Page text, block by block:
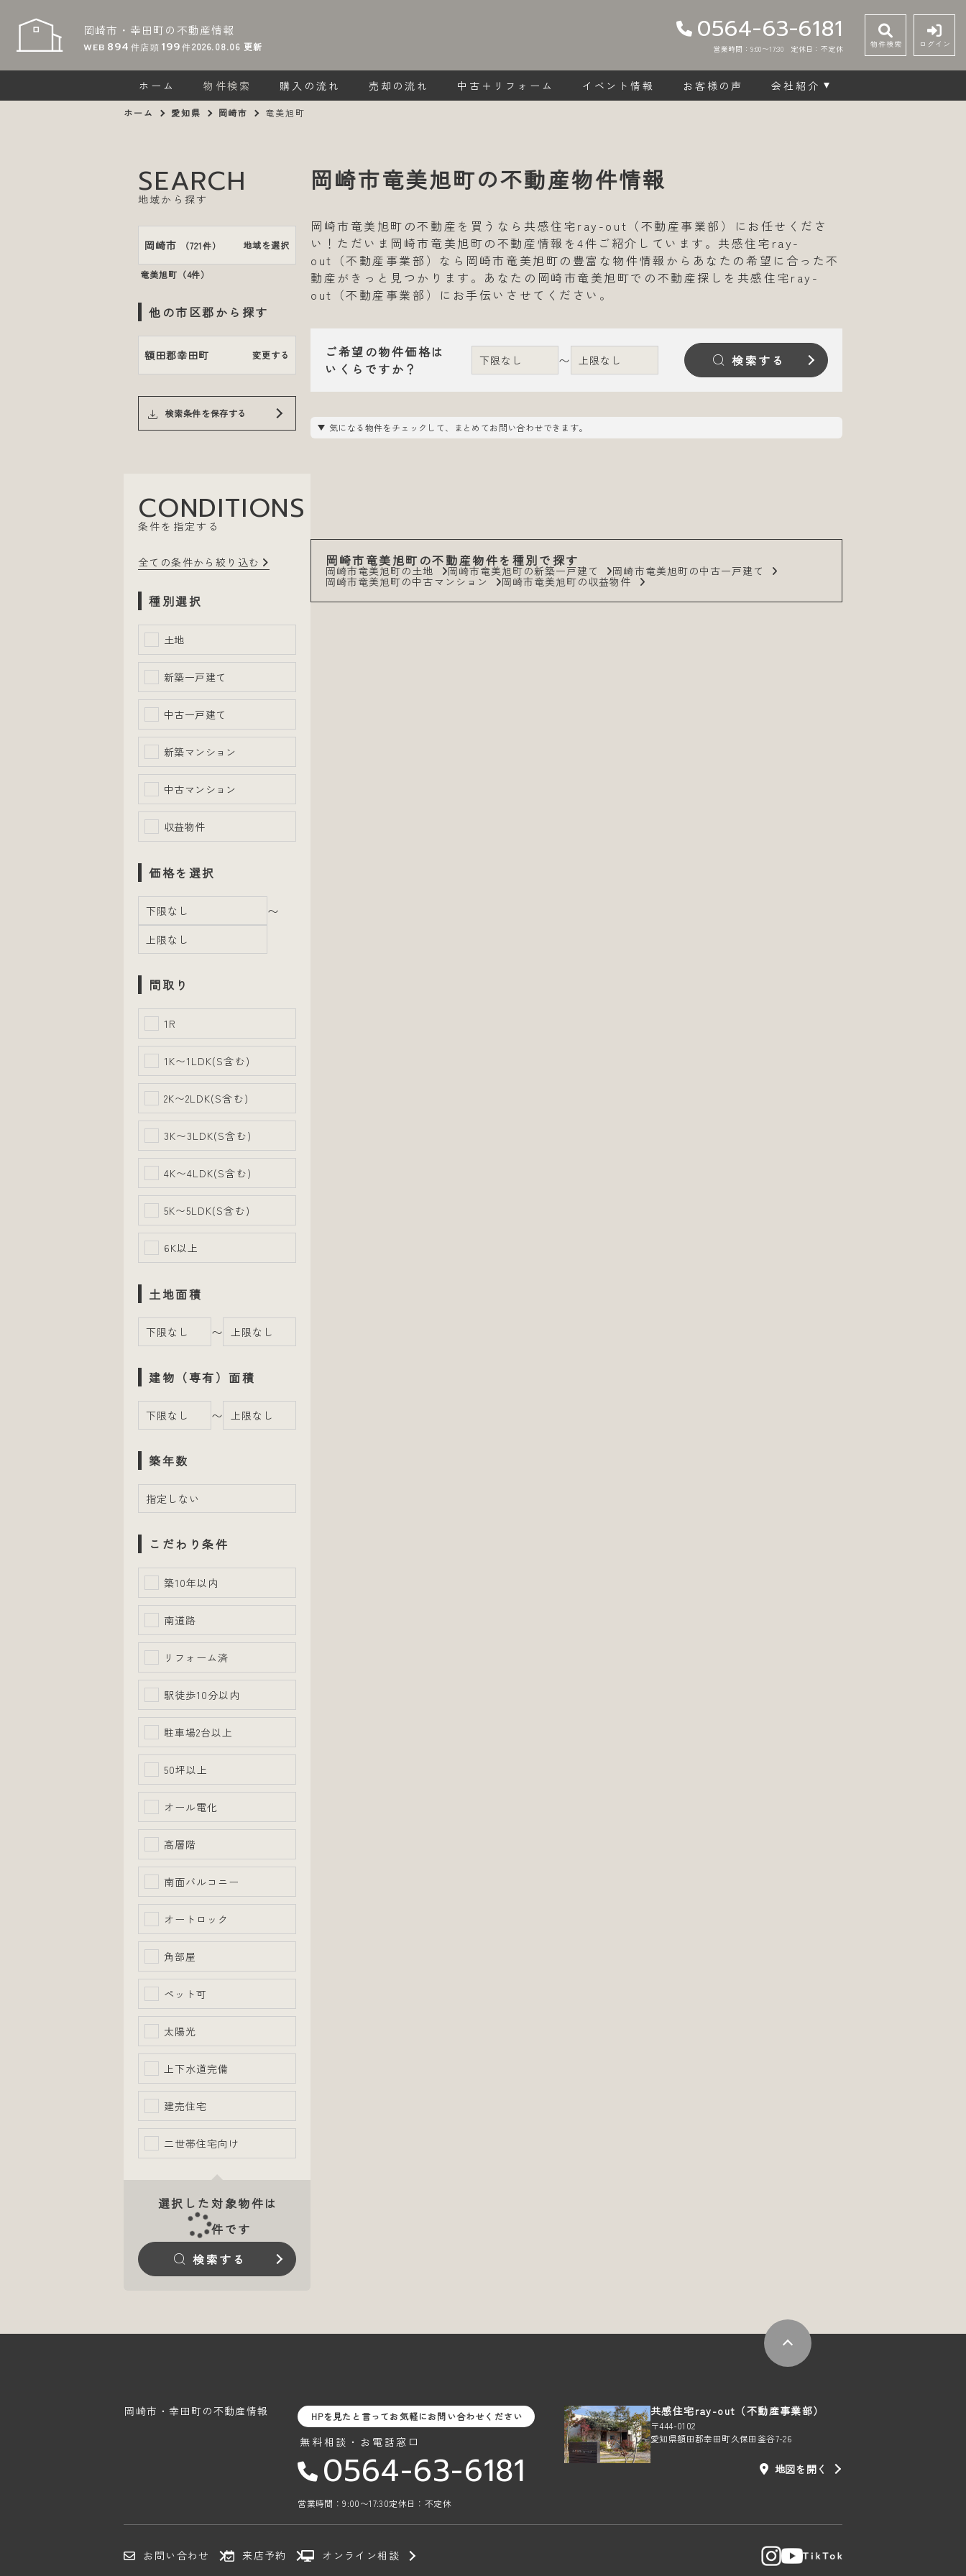
岡崎市・幸田町の不動産情報
WEB 894 件店頭 199件2026.08.06 更新
0564-63-6181
営業時間：9:00〜17:30 定休日：不定休 物件検索 ログイン
ホーム 物件検索 購入の流れ 売却の流れ 中古＋リフォーム イベント情報 お客様の声 会社紹介
ホーム 愛知県 岡崎市 竜美旭町
岡崎市竜美旭町の不動産物件情報
岡崎市竜美旭町の不動産を買うなら共感住宅ray-out（不動産事業部）にお任せくださ
い！ただいま岡崎市竜美旭町の不動産情報を4件ご紹介しています。共感住宅ray-
out（不動産事業部）なら岡崎市竜美旭町の豊富な物件情報からあなたの希望に合った不
動産がきっと見つかります。あなたの岡崎市竜美旭町での不動産探しを共感住宅ray-
out（不動産事業部）にお手伝いさせてください。
ご希望の物件価格は
いくらですか？
〜 検索する
気になる物件をチェックして、まとめてお問い合わせできます。
岡崎市竜美旭町の不動産物件を種別で探す
岡崎市竜美旭町の土地 岡崎市竜美旭町の新築一戸建て 岡崎市竜美旭町の中古一戸建て
岡崎市竜美旭町の中古マンション 岡崎市竜美旭町の収益物件
SEARCH
地域から探す
岡崎市 （721件） 地域を選択
竜美旭町（4件）
他の市区郡から探す
額田郡幸田町 変更する
検索条件を保存する
CONDITIONS
条件を指定する
全ての条件から絞り込む
種別選択
土地
新築一戸建て
中古一戸建て
新築マンション
中古マンション
収益物件
価格を選択
〜
間取り
1R
1K〜1LDK(S含む)
2K〜2LDK(S含む)
3K〜3LDK(S含む)
4K〜4LDK(S含む)
5K〜5LDK(S含む)
6K以上
土地面積
〜
建物（専有）面積
〜
築年数
こだわり条件
築10年以内
南道路
リフォーム済
駅徒歩10分以内
駐車場2台以上
50坪以上
オール電化
高層階
南面バルコニー
オートロック
角部屋
ペット可
太陽光
上下水道完備
建売住宅
二世帯住宅向け
選択した対象物件は
件です
検索する
岡崎市・幸田町の不動産情報 HPを見たと言ってお気軽にお問い合わせください
無料相談・お電話窓口
0564-63-6181
営業時間：9:00〜17:30定休日：不定休
共感住宅ray-out（不動産事業部）
〒444-0102
愛知県額田郡幸田町久保田釜谷7-26
地図を開く
お問い合わせ 来店予約 オンライン相談